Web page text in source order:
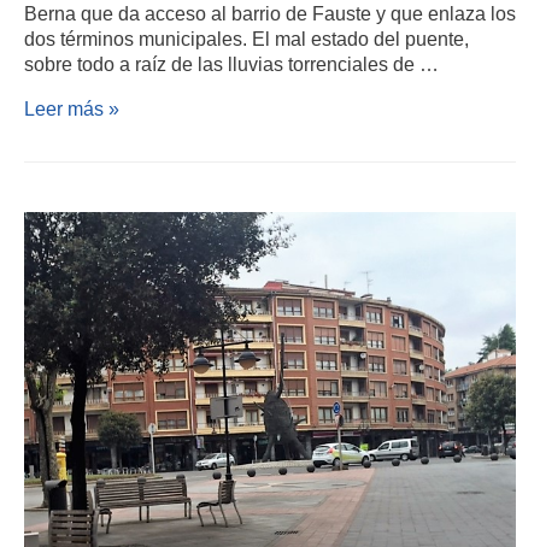
Berna que da acceso al barrio de Fauste y que enlaza los
dos términos municipales. El mal estado del puente,
sobre todo a raíz de las lluvias torrenciales de …
Leer más »